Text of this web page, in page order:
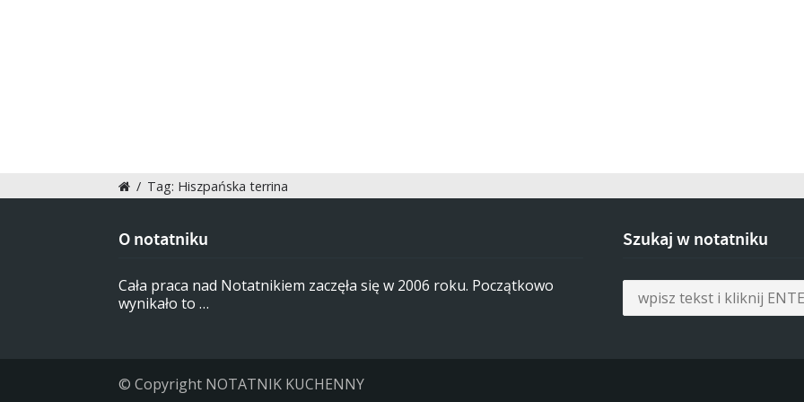
/ Tag: Hiszpańska terrina
O notatniku
Cała praca nad Notatnikiem zaczęła się w 2006 roku. Początkowo
wynikało to …
Szukaj w notatniku
© Copyright NOTATNIK KUCHENNY